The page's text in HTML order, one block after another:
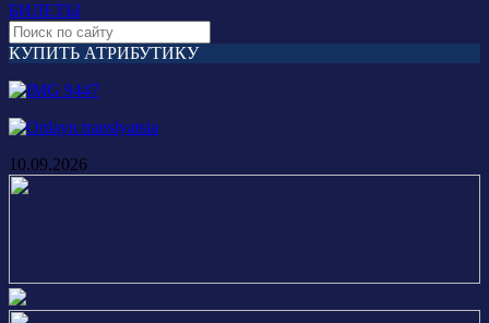
БИЛЕТЫ
КУПИТЬ АТРИБУТИКУ
10.09.2026